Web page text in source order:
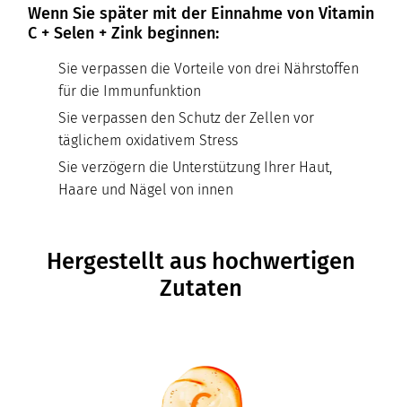
Wenn Sie später mit der Einnahme von Vitamin
C + Selen + Zink beginnen:
Sie verpassen die Vorteile von drei Nährstoffen
für die Immunfunktion
Sie verpassen den Schutz der Zellen vor
täglichem oxidativem Stress
Sie verzögern die Unterstützung Ihrer Haut,
Haare und Nägel von innen
Hergestellt aus hochwertigen
Zutaten